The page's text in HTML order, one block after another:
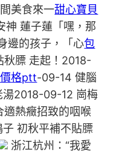
美食來一甜心寶貝
蓮子蓮「嘿，那
邊的孩子，「心包
膘 走起！2018-
格ptt-09-14 健腦
湯2018-09-12 崗梅
適熱癥招致的咽喉
初秋平補不貼膘
浙江杭州：“我愛